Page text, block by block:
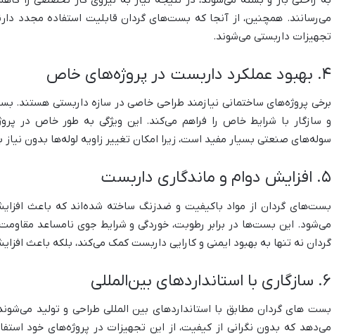
می‌رسانند. همچنین، از آنجا که بست‌های گردان قابلیت استفاده مجدد
تجهیزات داربستی می‌شوند.
۴. بهبود عملکرد داربست در پروژه‌های خاص
برخی پروژه‌های ساختمانی نیازمند طراحی خاصی در سازه داربستی هستند.
و سازگار با شرایط خاص را فراهم می‌کند. این ویژگی به طور خاص در
سوله‌های صنعتی بسیار مفید است، زیرا امکان تغییر زاویه لوله‌ها بدون
۵. افزایش دوام و ماندگاری داربست
بست‌های گردان از مواد باکیفیت و ضدزنگ ساخته شده‌اند که باعث
می‌شود. این بست‌ها در برابر رطوبت، خوردگی و شرایط جوی نامساعد مقاومت
گردان نه تنها به بهبود ایمنی و کارایی داربست کمک می‌کند، بلکه باعث
۶. سازگاری با استانداردهای بین‌المللی
بست های گردان مطابق با استانداردهای بین المللی طراحی و تولید
می‌دهد که بدون نگرانی از کیفیت، از این تجهیزات در پروژه‌های خود